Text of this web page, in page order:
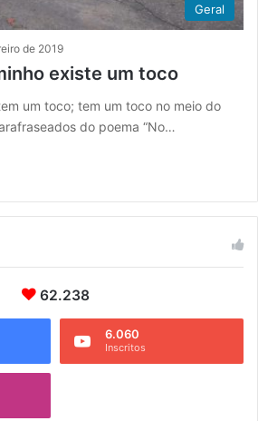
Geral
de 2019
existe um toco
um toco; tem um toco no meio do
do poema “No…
62.238
6.060
Inscritos